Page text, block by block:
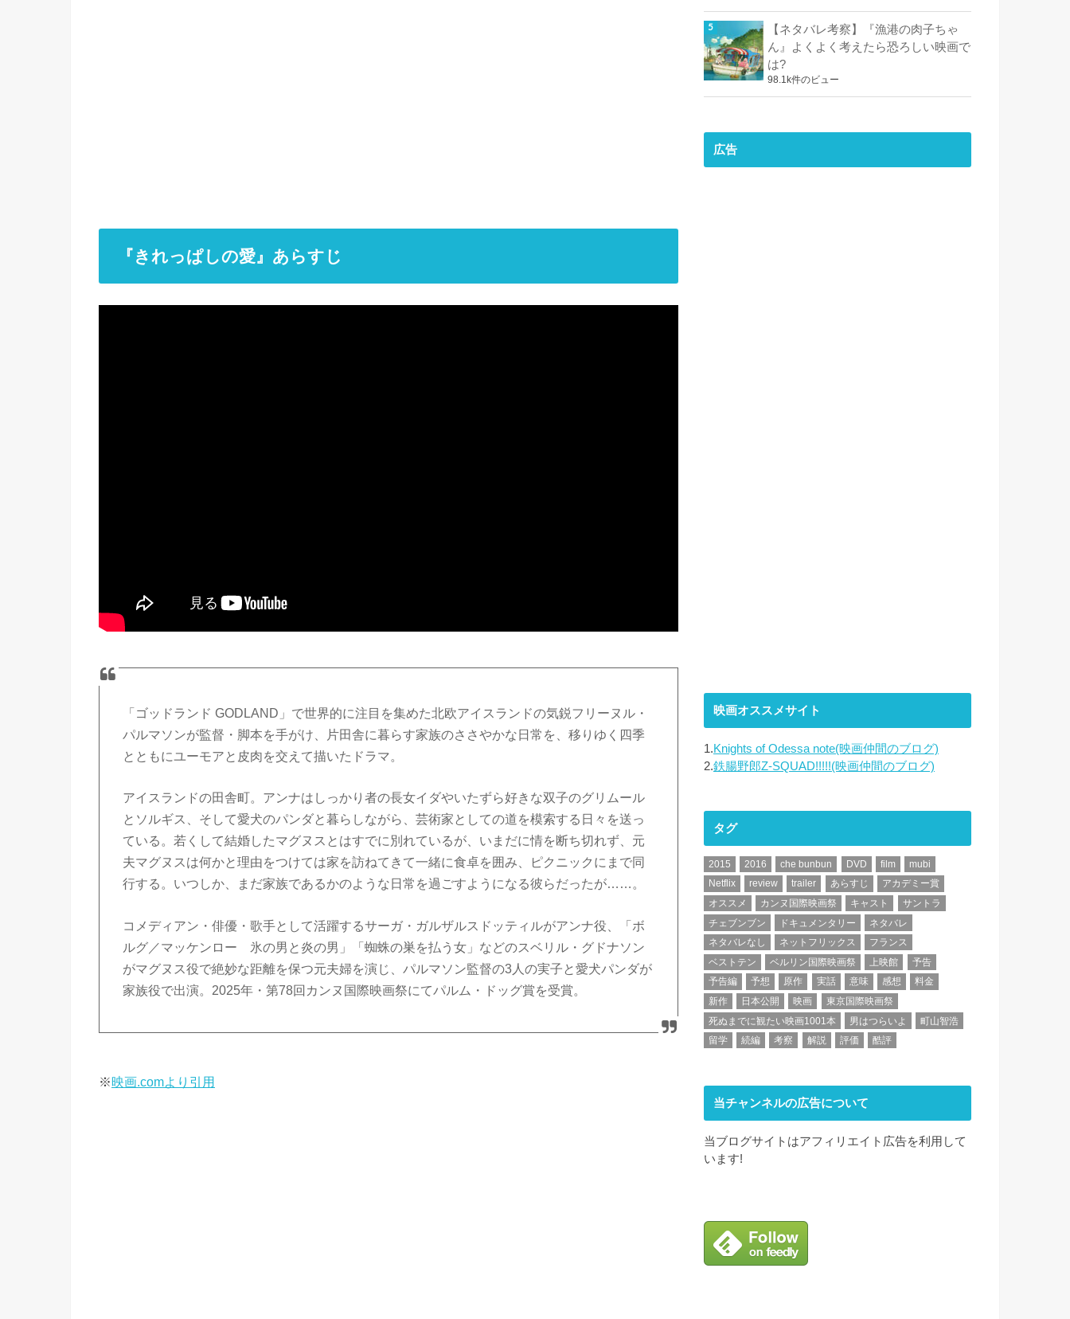
『きれっぱしの愛』あらすじ
「ゴッドランド GODLAND」で世界的に注目を集めた北欧アイスランドの気鋭フリーヌル・
パルマソンが監督・脚本を手がけ、片田舎に暮らす家族のささやかな日常を、移りゆく四季
とともにユーモアと皮肉を交えて描いたドラマ。
アイスランドの田舎町。アンナはしっかり者の長女イダやいたずら好きな双子のグリムール
とソルギス、そして愛犬のパンダと暮らしながら、芸術家としての道を模索する日々を送っ
ている。若くして結婚したマグヌスとはすでに別れているが、いまだに情を断ち切れず、元
夫マグヌスは何かと理由をつけては家を訪ねてきて一緒に食卓を囲み、ピクニックにまで同
行する。いつしか、まだ家族であるかのような日常を過ごすようになる彼らだったが……。
コメディアン・俳優・歌手として活躍するサーガ・ガルザルスドッティルがアンナ役、「ボ
ルグ／マッケンロー 氷の男と炎の男」「蜘蛛の巣を払う女」などのスベリル・グドナソン
がマグヌス役で絶妙な距離を保つ元夫婦を演じ、パルマソン監督の3人の実子と愛犬パンダが
家族役で出演。2025年・第78回カンヌ国際映画祭にてパルム・ドッグ賞を受賞。
※映画.comより引用
【ネタバレ考察】『漁港の肉子ちゃ
ん』よくよく考えたら恐ろしい映画で
は?
98.1k件のビュー
広告
映画オススメサイト
1.Knights of Odessa note(映画仲間のブログ)
2.鉄腸野郎Z-SQUAD!!!!!(映画仲間のブログ)
タグ
2015 2016 che bunbun DVD film
mubi
Netflix
review trailer あらすじ
アカデミー賞
オススメ
カンヌ国際映画祭 キャスト
サントラ
チェブンブン
ドキュメンタリー
ネタバレ
ネタバレなし
ネットフリックス
フランス
ベストテン
ベルリン国際映画祭 上映館
予告
予告編
予想 原作 実話 意味 感想
料金
新作
日本公開 映画
東京国際映画祭
死ぬまでに観たい映画1001本
男はつらいよ
町山智浩
留学
続編 考察 解説 評価 酷評
当チャンネルの広告について
当ブログサイトはアフィリエイト広告を利用して
います!